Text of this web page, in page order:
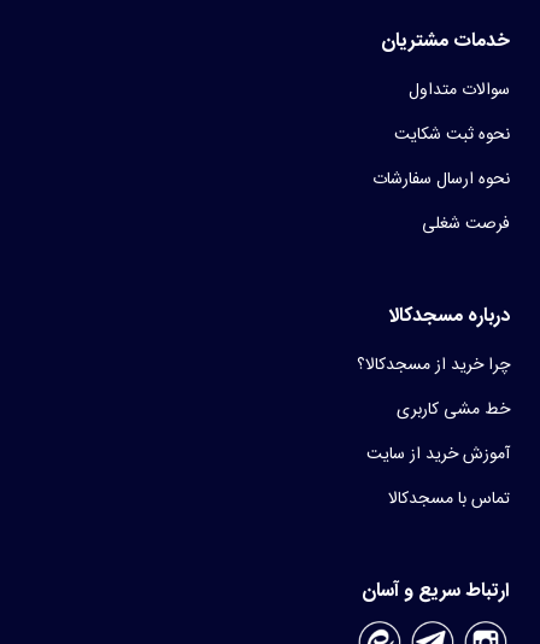
خدمات مشتریان
سوالات متداول
نحوه ثبت شکایت
نحوه ارسال سفارشات
فرصت شغلی
درباره مسجدکالا
چرا خرید از مسجدکالا؟
خط مشی کاربری
آموزش خرید از سایت
تماس با مسجدکالا
ارتباط سریع و آسان